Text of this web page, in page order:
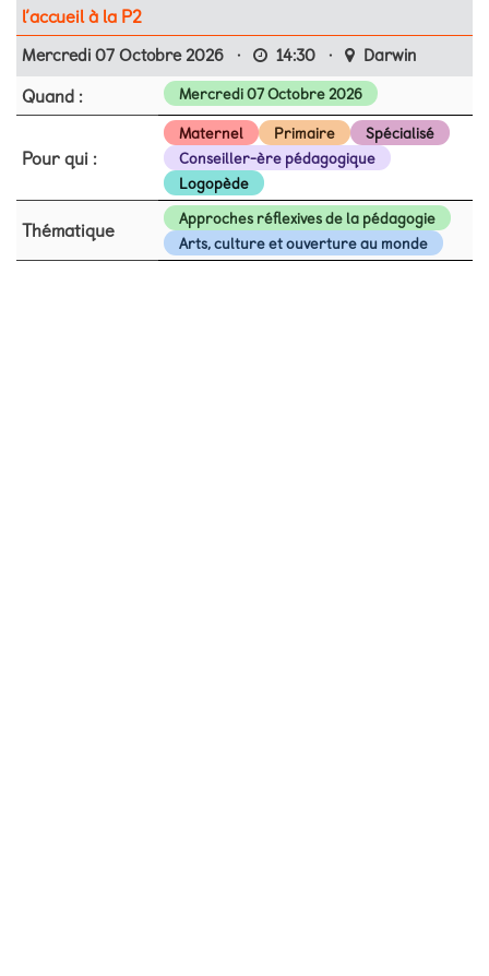
l’accueil à la P2
Mercredi 07 Octobre 2026 · 14:30 · Darwin
Quand : Mercredi 07 Octobre 2026
Pour qui :
Maternel Primaire
Spécialisé
Conseiller-ère pédagogique
Logopède
Thématique
Approches réflexives de la pédagogie
Arts, culture et ouverture au monde